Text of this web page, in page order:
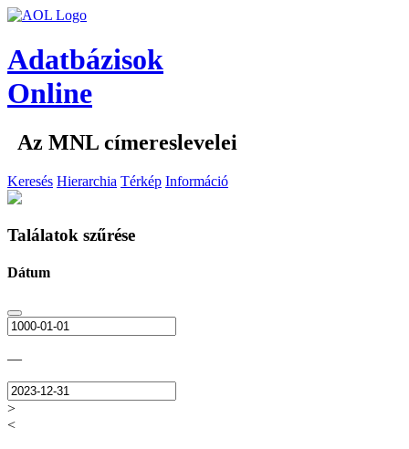
Adatbázisok
Online
Az MNL címereslevelei
Keresés Hierarchia Térkép Információ
Találatok szűrése
Dátum
—
>
<